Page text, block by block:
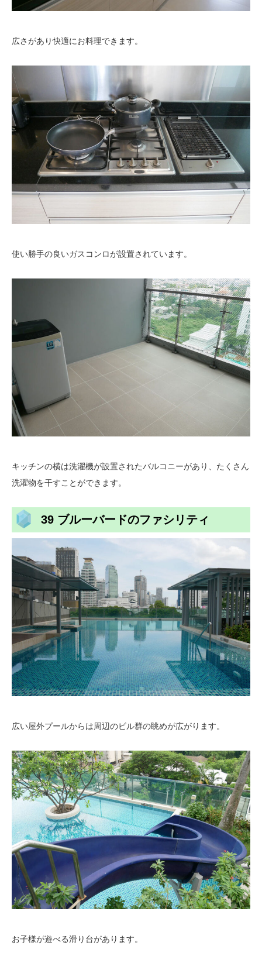
広さがあり快適にお料理できます。
使い勝手の良いガスコンロが設置されています。
キッチンの横は洗濯機が設置されたバルコニーがあり、たくさん
洗濯物を干すことができます。
39 ブルーバードのファシリティ
広い屋外プールからは周辺のビル群の眺めが広がります。
お子様が遊べる滑り台があります。